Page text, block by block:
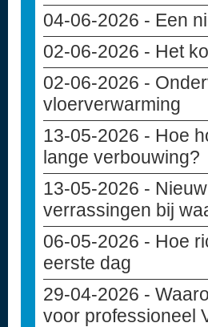
04-06-2026 - Een
02-06-2026 - Het
02-06-2026 -
vloerverwarming
13-05-2026 - Hoe
lange verbouwing?
13-05-2026 -
verrassingen bij
06-05-2026 - Hoe
eerste dag
29-04-2026 -
voor professioneel